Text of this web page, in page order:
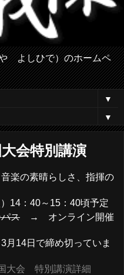
よしひで）のホームペ
▼
▼
会特別講演
楽の素晴らしさ、指揮の
14：40～15：40頃予定
ス → オンライン開催
3月14日で締め切っていま
大会 特別講演詳細